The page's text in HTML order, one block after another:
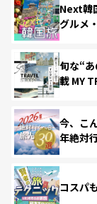
Next韓
グルメ
旬な“
載 MY
今、こ
年絶対
コスパ